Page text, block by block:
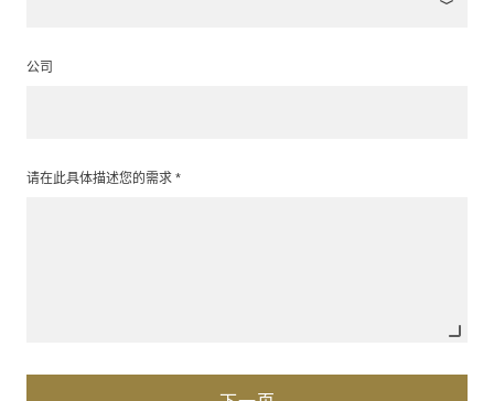
公司
请在此具体描述您的需求 *